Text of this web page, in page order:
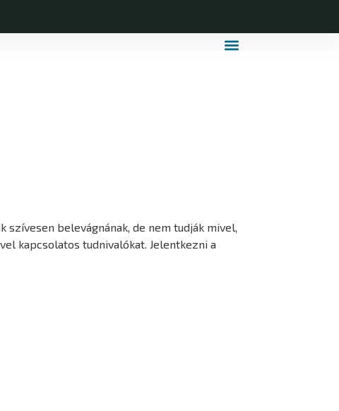
belevágnának, de nem tudják mivel,
kapcsolatos tudnivalókat. Jelentkezni a